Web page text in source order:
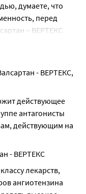
необходимо
и работать с
думаете, что
перед
– ВЕРТЕКС
период грудного
начала приема
прием
- ВЕРТЕКС,
действующее
антагонисты
действующим на
- ВЕРТЕКС
лекарств,
ангиотензина